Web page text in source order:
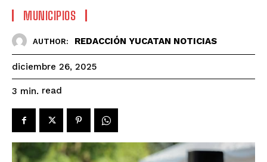
MUNICIPIOS
AUTHOR: REDACCIÓN YUCATAN NOTICIAS
diciembre 26, 2025
3 min. read